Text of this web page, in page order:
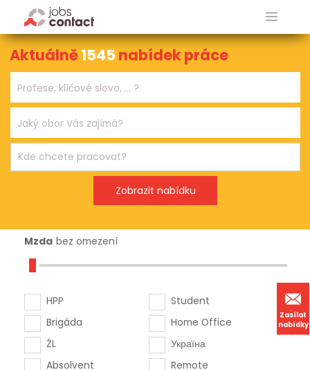
Zasílat
nabídky
Aktuálně1545 nabídek práce
Mzda bez omezení
HPP
Brigáda
ŽL
Absolvent
Student
Home Office
Україна
Remote